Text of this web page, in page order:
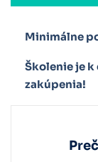
Údaje o
Všeobecný
zaúčtovania
konfigurácie
Všeobecný
využívanie
Minimálne
Školenie je k
zakúpenia!